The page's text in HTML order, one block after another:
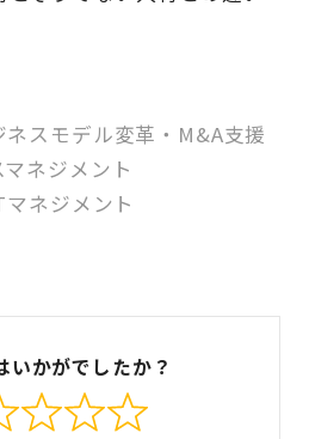
スモデル変革・M&A支援
ネジメント
ネジメント
いかがでしたか？